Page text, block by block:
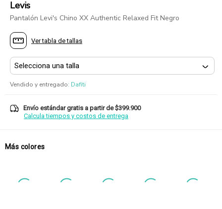
Levis
Pantalón Levi's Chino XX Authentic Relaxed Fit Negro
Ver tabla de tallas
Vendido y entregado: Dafiti
Envío estándar gratis a partir de $399.900
Calcula tiempos y costos de entrega
Más colores